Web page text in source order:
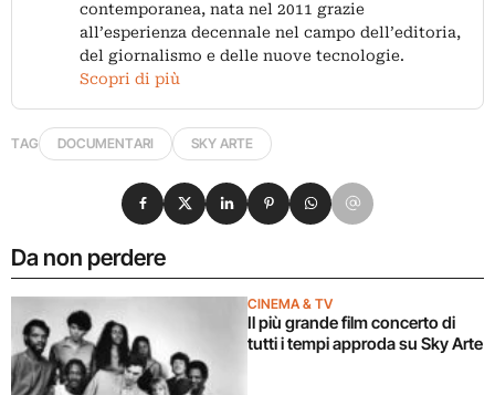
contemporanea, nata nel 2011 grazie
all’esperienza decennale nel campo dell’editoria,
del giornalismo e delle nuove tecnologie.
Scopri di più
TAG DOCUMENTARI SKY ARTE
Da non perdere
CINEMA & TV
Il più grande film concerto di
tutti i tempi approda su Sky Arte
Condividi su Facebook
Condividi su X
Condividi su LinkedIn
Condividi su Pinterest
Condividi su WhatsApp
Condividi su Email